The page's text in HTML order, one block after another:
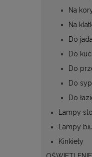
Na
Na
Do
Do
Do
Do
Do
Lampy
Lampy
Kinkiety